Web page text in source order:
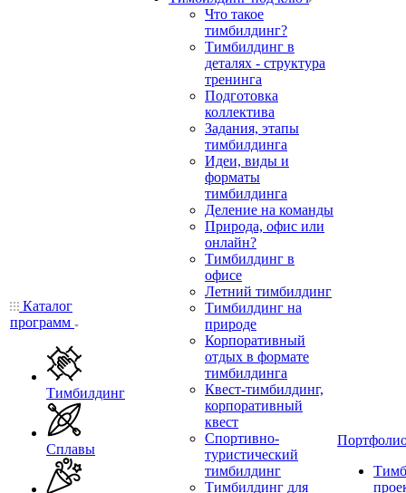
Каталог
программ
Тимбилдинг
Сплавы
Что такое
тимбилдинг?
Тимбилдинг в
деталях - структура
тренинга
Подготовка
коллектива
Задания, этапы
тимбилдинга
Идеи, виды и
форматы
тимбилдинга
Деление на команды
Природа, офис или
онлайн?
Тимбилдинг в
офисе
Летний тимбилдинг
Тимбилдинг на
природе
Корпоративный
отдых в формате
тимбилдинга
Квест-тимбилдинг,
корпоративный
квест
Спортивно-
туристический
тимбилдинг
Тимбилдинг для